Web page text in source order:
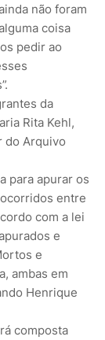
não foram
coisa
pedir ao
da
Rita Kehl,
do Arquivo
para apurar os
entre
com a lei
e
e
ambas em
Henrique
composta